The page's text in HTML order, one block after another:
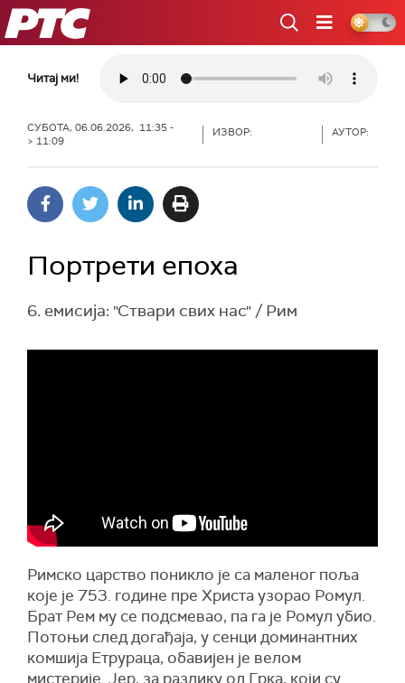
РТС
Читај ми!
СУБОТА, 06.06.2026, 11:35 -
> 11:09
ИЗВОР: АУТОР:
Портрети епоха
6. емисија: "Ствари свих нас" / Рим
Римско царство поникло је са маленог поља
које је 753. године пре Христа узорао Ромул.
Брат Рем му се подсмевао, па га је Ромул убио.
Потоњи след догађаја, у сенци доминантних
комшија Етрураца, обавијен је велом
мистерије. Јер, за разлику од Грка, који су